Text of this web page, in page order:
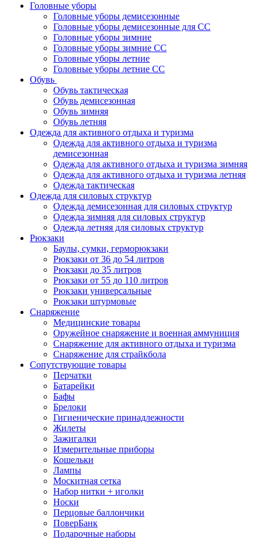
Головные уборы
Головные уборы демисезонные
Головные уборы демисезонные для СС
Головные уборы зимние
Головные уборы зимние СС
Головные уборы летние
Головные уборы летние СС
Обувь
Обувь тактическая
Обувь демисезонная
Обувь зимняя
Обувь летняя
Одежда для активного отдыха и туризма
Одежда для активного отдыха и туризма
демисезонная
Одежда для активного отдыха и туризма зимняя
Одежда для активного отдыха и туризма летняя
Одежда тактическая
Одежда для силовых структур
Одежда демисезонная для силовых структур
Одежда зимняя для силовых структур
Одежда летняя для силовых структур
Рюкзаки
Баулы, сумки, герморюкзаки
Рюкзаки от 36 до 54 литров
Рюкзаки до 35 литров
Рюкзаки от 55 до 110 литров
Рюкзаки универсальные
Рюкзаки штурмовые
Снаряжение
Медицинские товары
Оружейное снаряжение и военная аммуниция
Снаряжение для активного отдыха и туризма
Снаряжение для страйкбола
Сопутствующие товары
Перчатки
Батарейки
Бафы
Брелоки
Гигиенические принадлежности
Жилеты
Зажигалки
Измерительные приборы
Кошельки
Лампы
Москитная сетка
Набор нитки + иголки
Носки
Перцовые баллончики
ПоверБанк
Подарочные наборы